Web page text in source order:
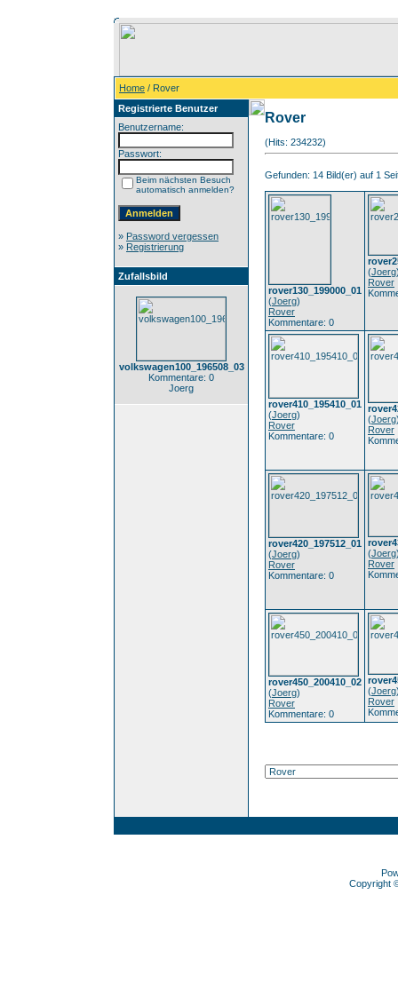
Home / Rover
Registrierte Benutzer
Benutzername:
Passwort:
Beim nächsten Besuch
automatisch anmelden?
» Password vergessen
» Registrierung
Zufallsbild
volkswagen100_196508_03
Kommentare: 0
Joerg
Rover
(Hits: 234232)
Gefunden: 14 Bild(er) auf 1
rover130_199000_01
(Joerg)
Rover
Kommentare: 0
(Joerg
Rover
rover410_195410_01
(Joerg)
Rover
Kommentare: 0
(Joerg
Rover
rover420_197512_01
(Joerg)
Rover
Kommentare: 0
(Joerg
Rover
rover450_200410_02
(Joerg)
Rover
Kommentare: 0
(Joerg
Rover
Copyright